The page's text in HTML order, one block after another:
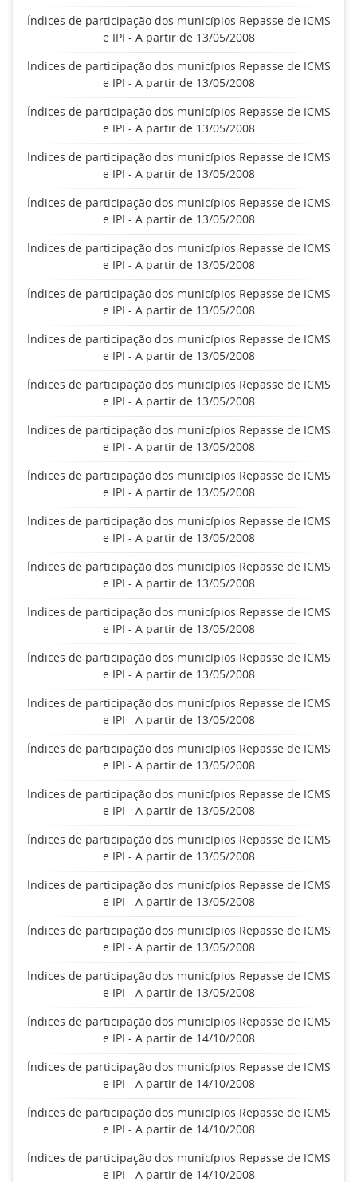
Índices de participação dos municípios Repasse de ICMS
e IPI - A partir de 13/05/2008
Índices de participação dos municípios Repasse de ICMS
e IPI - A partir de 13/05/2008
Índices de participação dos municípios Repasse de ICMS
e IPI - A partir de 13/05/2008
Índices de participação dos municípios Repasse de ICMS
e IPI - A partir de 13/05/2008
Índices de participação dos municípios Repasse de ICMS
e IPI - A partir de 13/05/2008
Índices de participação dos municípios Repasse de ICMS
e IPI - A partir de 13/05/2008
Índices de participação dos municípios Repasse de ICMS
e IPI - A partir de 13/05/2008
Índices de participação dos municípios Repasse de ICMS
e IPI - A partir de 13/05/2008
Índices de participação dos municípios Repasse de ICMS
e IPI - A partir de 13/05/2008
Índices de participação dos municípios Repasse de ICMS
e IPI - A partir de 13/05/2008
Índices de participação dos municípios Repasse de ICMS
e IPI - A partir de 13/05/2008
Índices de participação dos municípios Repasse de ICMS
e IPI - A partir de 13/05/2008
Índices de participação dos municípios Repasse de ICMS
e IPI - A partir de 13/05/2008
Índices de participação dos municípios Repasse de ICMS
e IPI - A partir de 13/05/2008
Índices de participação dos municípios Repasse de ICMS
e IPI - A partir de 13/05/2008
Índices de participação dos municípios Repasse de ICMS
e IPI - A partir de 13/05/2008
Índices de participação dos municípios Repasse de ICMS
e IPI - A partir de 13/05/2008
Índices de participação dos municípios Repasse de ICMS
e IPI - A partir de 13/05/2008
Índices de participação dos municípios Repasse de ICMS
e IPI - A partir de 13/05/2008
Índices de participação dos municípios Repasse de ICMS
e IPI - A partir de 13/05/2008
Índices de participação dos municípios Repasse de ICMS
e IPI - A partir de 13/05/2008
Índices de participação dos municípios Repasse de ICMS
e IPI - A partir de 13/05/2008
Índices de participação dos municípios Repasse de ICMS
e IPI - A partir de 14/10/2008
Índices de participação dos municípios Repasse de ICMS
e IPI - A partir de 14/10/2008
Índices de participação dos municípios Repasse de ICMS
e IPI - A partir de 14/10/2008
Índices de participação dos municípios Repasse de ICMS
e IPI - A partir de 14/10/2008